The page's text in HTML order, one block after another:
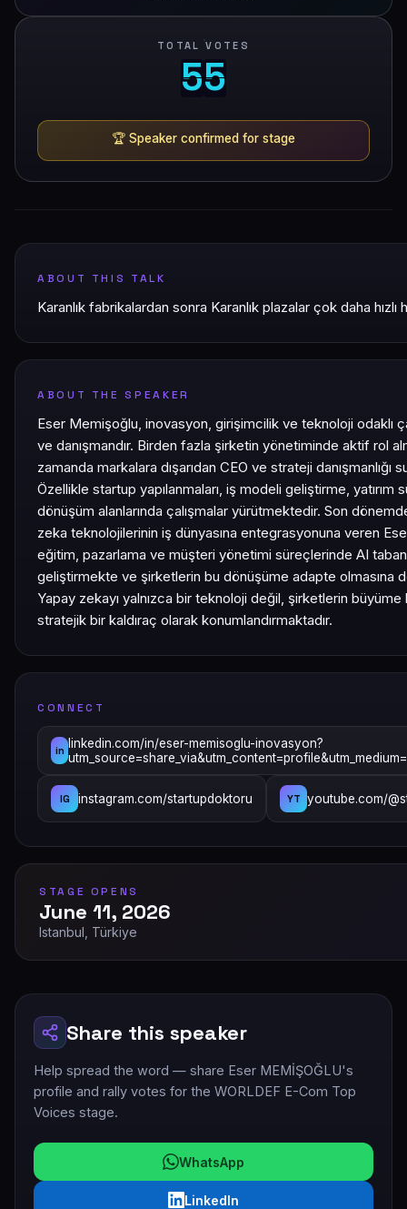
TOTAL VOTES
5
55
5
🏆 Speaker confirmed for stage
ABOUT THIS TALK
Karanlık fabrikalardan sonra Karanlık plazalar çok daha hızlı
ABOUT THE SPEAKER
Eser Memişoğlu, inovasyon, girişimcilik ve teknoloji odaklı
ve danışmandır. Birden fazla şirketin yönetiminde aktif rol
zamanda markalara dışarıdan CEO ve strateji danışmanlığı
Özellikle startup yapılanmaları, iş modeli geliştirme, yatırım
dönüşüm alanlarında çalışmalar yürütmektedir. Son
zeka teknolojilerinin iş dünyasına entegrasyonuna veren
eğitim, pazarlama ve müşteri yönetimi süreçlerinde AI
geliştirmekte ve şirketlerin bu dönüşüme adapte olmasına
Yapay zekayı yalnızca bir teknoloji değil, şirketlerin büyüme
stratejik bir kaldıraç olarak konumlandırmaktadır.
CONNECT
in linkedin.com/in/eser-memisoglu-inovasyon?
IG instagram.com/startupdoktoru YT youtube.com/
STAGE OPENS
June 11, 2026
Istanbul, Türkiye
Share this speaker
Help spread the word — share Eser MEMİŞOĞLU's
profile and rally votes for the WORLDEF E-Com Top
Voices stage.
WhatsApp
LinkedIn